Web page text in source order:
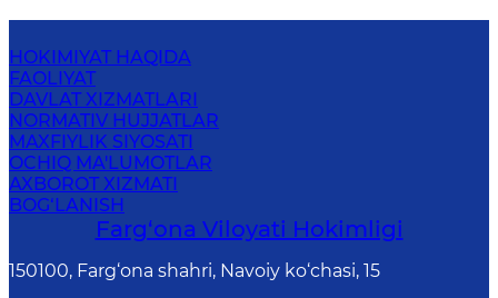
HOKIMIYAT HAQIDA
FAOLIYAT
DAVLAT XIZMATLARI
NORMATIV HUJJATLAR
MAXFIYLIK SIYOSATI
OCHIQ MA'LUMOTLAR
AXBOROT XIZMATI
BOG‘LANISH
Farg‘оnа Vilоyati Hоkimligi
150100, Fаrg‘оnа shаhri, Nаvоiy ko‘chаsi, 15